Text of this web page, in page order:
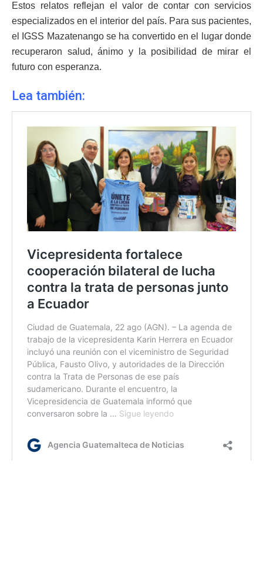
Estos relatos reflejan el valor de contar con servicios
especializados en el interior del país. Para sus pacientes,
el IGSS Mazatenango se ha convertido en el lugar donde
recuperaron salud, ánimo y la posibilidad de mirar el
futuro con esperanza.
Lea también: